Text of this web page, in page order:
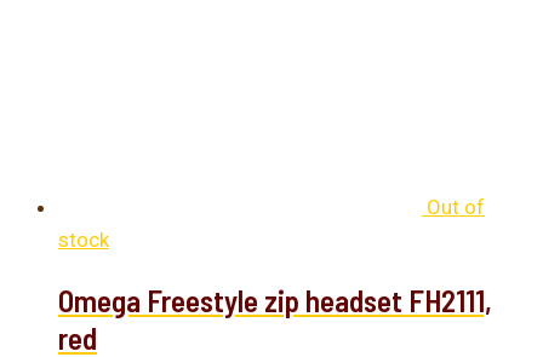
Out of
stock
Omega Freestyle zip headset FH2111,
red